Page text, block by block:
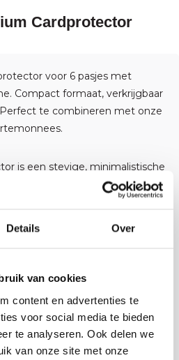
Details Over
van cookies
content en advertenties te
voor social media te bieden
te analyseren. Ook delen we
van onze site met onze
Cardprotector
voor 6 pasjes met
Compact formaat, verkrijgbaar
te combineren met onze
is een stevige, minimalistische
geschikt voor maximaal 6
schuifmechanisme aan de
zilver, zwart en brons. De
RFID-beschermende
vak voor de houder. Ideaal
wilt combineren.